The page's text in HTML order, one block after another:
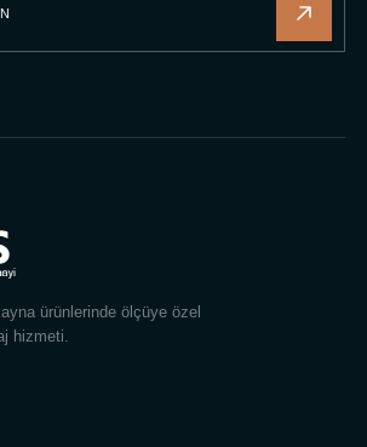
ürünlerinde ölçüye özel
hizmeti.